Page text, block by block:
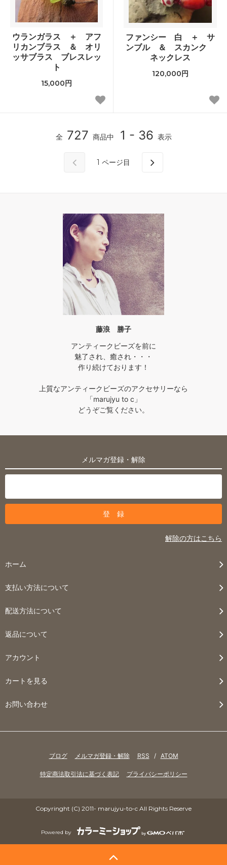
ウランガラス ＋ アフ
リカンブラス ＆ オリ
ッサブラス ブレスレッ
ト
15,000円
ファンシー 白 ＋ サ
ンブル ＆ スカンク
ネックレス
120,000円
全 727 商品中 1 - 36 表示
1 ページ目
藤浪 勝子
アンティークビーズを前に
魅了され、癒され・・・
作り続けております！
上質なアンティークビーズのアクセサリーなら
「marujyu to c」
どうぞご覧ください。
メルマガ登録・解除
解除の方はこちら
ホーム
支払い方法について
配送方法について
返品について
アカウント
カートを見る
お問い合わせ
ブログ メルマガ登録・解除 RSS / ATOM
特定商法取引法に基づく表記 プライバシーポリシー
Copyringht (C) 2011- marujyu-to-c All Rights Reserve
Powered by